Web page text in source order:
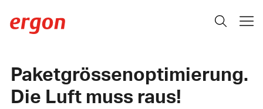
Paketgrössenoptimierung.
Die Luft muss raus!